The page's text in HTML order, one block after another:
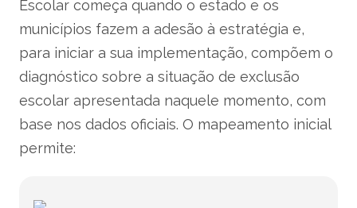
Escolar começa quando o estado e os
municípios fazem a adesão à estratégia e,
para iniciar a sua implementação, compõem o
diagnóstico sobre a situação de exclusão
escolar apresentada naquele momento, com
base nos dados oficiais. O mapeamento inicial
permite: